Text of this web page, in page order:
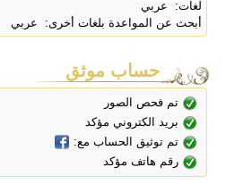
لغات: عربي
أبحث عن المواعدة بلغات أخرى: عربي
حساب موثق
تم فحص الصور
بريد الكتروني مؤكد
تم توثيق الحساب مع:
رقم هاتف مؤكد